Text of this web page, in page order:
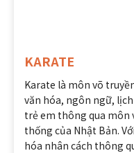
KARATE
Karate là môn võ
văn hóa, ngôn ngữ,
trẻ em thông qua môn
thống của Nhật Bản.
hóa nhân cách thông